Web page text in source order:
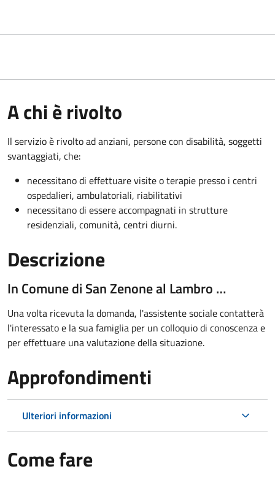
A chi è rivolto
Il servizio è rivolto ad anziani, persone con disabilità, soggetti
svantaggiati, che:
necessitano di effettuare visite o terapie presso i centri
ospedalieri, ambulatoriali, riabilitativi
necessitano di essere accompagnati in strutture
residenziali, comunità, centri diurni.
Descrizione
In Comune di San Zenone al Lambro …
Una volta ricevuta la domanda, l'assistente sociale contatterà
l'interessato e la sua famiglia per un colloquio di conoscenza e
per effettuare una valutazione della situazione.
Approfondimenti
Ulteriori informazioni
Come fare